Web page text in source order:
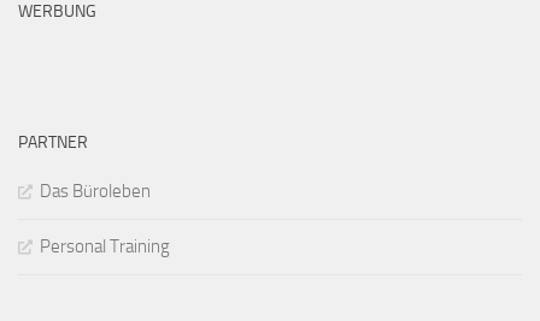
WERBUNG
PARTNER
Das Büroleben
Personal Training